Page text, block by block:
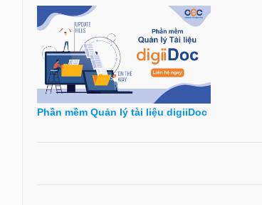
Phần mềm Quản lý tài liệu digiiDoc